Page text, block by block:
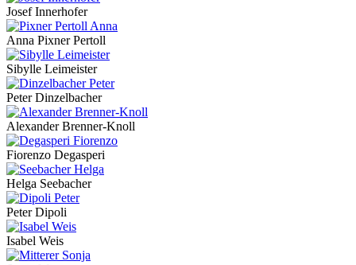
Josef Innerhofer
Anna Pixner Pertoll
Sibylle Leimeister
Peter Dinzelbacher
Alexander Brenner-Knoll
Fiorenzo Degasperi
Helga Seebacher
Peter Dipoli
Isabel Weis